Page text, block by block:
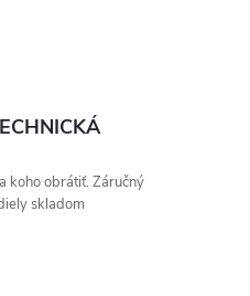
koho obrátiť. Záručný
skladom